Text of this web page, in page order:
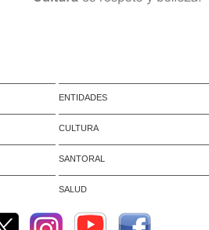
ENTIDADES
CULTURA
SANTORAL
SALUD